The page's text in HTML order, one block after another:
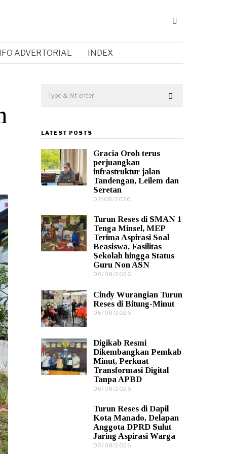
ADVERTORIAL INDEX
LATEST POSTS
Gracia Oroh terus
perjuangkan
infrastruktur jalan
Tandengan, Leilem dan
Seretan
07/08/2026
0
8
/
2
0
2
Turun Reses di SMAN 1
Tenga Minsel, MEP
Terima Aspirasi Soal
Beasiswa, Fasilitas
Sekolah hingga Status
Guru Non ASN
06/08/2026
0
8
6
Cindy Wurangian Turun
Reses di Bitung-Minut
06/08/2026
8
/
2
0
2
Digikab Resmi
Dikembangkan Pemkab
Minut, Perkuat
Transformasi Digital
Tanpa APBD
06/08/2026
0
8
/
2
Turun Reses di Dapil
Kota Manado, Delapan
Anggota DPRD Sulut
Jaring Aspirasi Warga
05/08/2026